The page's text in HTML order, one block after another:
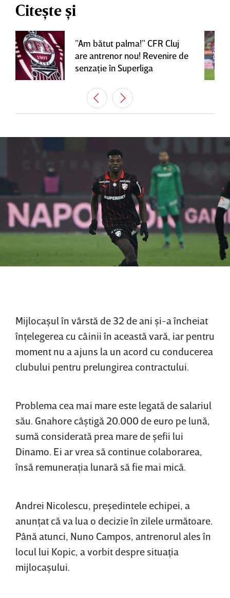
Citește și
”Am bătut palma!” CFR Cluj
are antrenor nou! Revenire de
senzaţie în Superliga
Mijlocaşul în vârstă de 32 de ani şi-a încheiat
înţelegerea cu câinii în această vară, iar pentru
moment nu a ajuns la un acord cu conducerea
clubului pentru prelungirea contractului.
Problema cea mai mare este legată de salariul
său. Gnahore câştigă 20.000 de euro pe lună,
sumă considerată prea mare de şefii lui
Dinamo. Ei ar vrea să continue colaborarea,
însă remuneraţia lunară să fie mai mică.
Andrei Nicolescu, preşedintele echipei, a
anunţat că va lua o decizie în zilele următoare.
Până atunci, Nuno Campos, antrenorul ales în
locul lui Kopic, a vorbit despre situaţia
mijlocaşului.